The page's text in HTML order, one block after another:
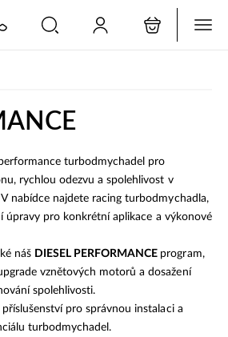
turbodmychadel pro
rychlou odezvu a spolehlivost v
nabídce najdete racing turbodmychadla,
úpravy pro konkrétní aplikace a výkonové
náš DIESEL PERFORMANCE program,
vznětových motorů a dosažení
spolehlivosti.
pro správnou instalaci a
turbodmychadel.